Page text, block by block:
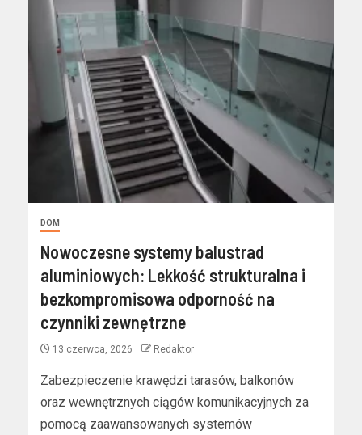
DOM
Nowoczesne systemy balustrad
aluminiowych: Lekkość strukturalna i
bezkompromisowa odporność na
czynniki zewnętrzne
13 czerwca, 2026 Redaktor
Zabezpieczenie krawędzi tarasów, balkonów
oraz wewnętrznych ciągów komunikacyjnych za
pomocą zaawansowanych systemów